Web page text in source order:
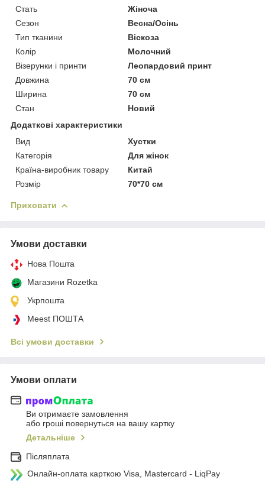
Стать
Жіноча
Сезон
Весна/Осінь
Тип тканини
Віскоза
Колір
Молочний
Візерунки і принти
Леопардовий принт
Довжина
70 см
Ширина
70 см
Стан
Новий
Додаткові характеристики
Вид
Хустки
Категорія
Для жінок
Країна-виробник товару
Китай
Розмір
70*70 см
Приховати
Умови доставки
Нова Пошта
Магазини Rozetka
Укрпошта
Meest ПОШТА
Всі умови доставки
Умови оплати
Ви отримаєте замовлення
або гроші повернуться на вашу картку
Детальніше
Післяплата
Онлайн-оплата карткою Visa, Mastercard - LiqPay